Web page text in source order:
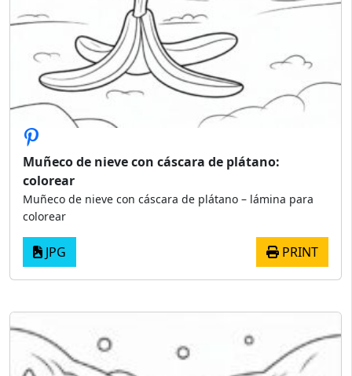
Muñeco de nieve con cáscara de plátano:
colorear
Muñeco de nieve con cáscara de plátano – lámina para
colorear
JPG PRINT